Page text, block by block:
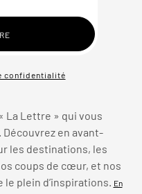
confidentialité
La Lettre » qui vous
en avant-
les destinations, les
coups de cœur, et nos
plein d’inspirations.
En